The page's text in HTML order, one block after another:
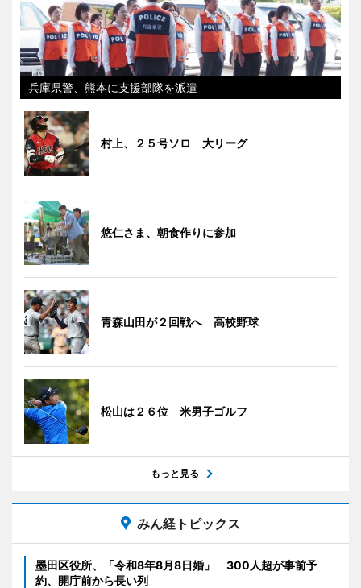
兵庫県警、熊本に支援部隊を派遣
村上、２５号ソロ 大リーグ
悠仁さま、朝食作りに参加
青森山田が２回戦へ 高校野球
松山は２６位 米男子ゴルフ
もっと見る
みん経トピックス
墨田区役所、「令和8年8月8日婚」 300人超が事前予
約、開庁前から長い列